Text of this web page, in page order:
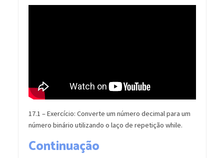
17.1 – Exercício: Converte um número decimal para um
número binário utilizando o laço de repetição while.
Continuação